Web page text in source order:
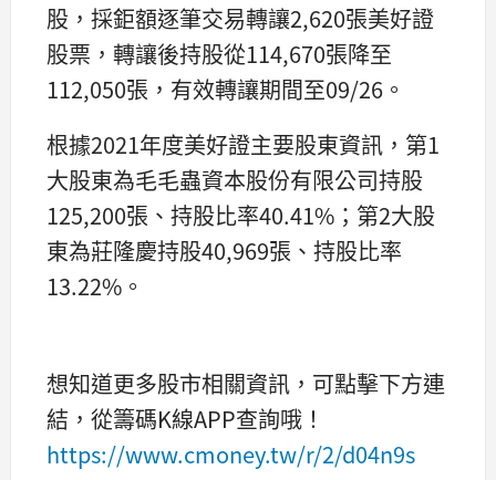
股，採鉅額逐筆交易轉讓2,620張美好證
股票，轉讓後持股從114,670張降至
112,050張，有效轉讓期間至09/26。
根據2021年度美好證主要股東資訊，第1
大股東為毛毛蟲資本股份有限公司持股
125,200張、持股比率40.41%；第2大股
東為莊隆慶持股40,969張、持股比率
13.22%。
想知道更多股市相關資訊，可點擊下方連
結，從籌碼K線APP查詢哦！
https://www.cmoney.tw/r/2/d04n9s